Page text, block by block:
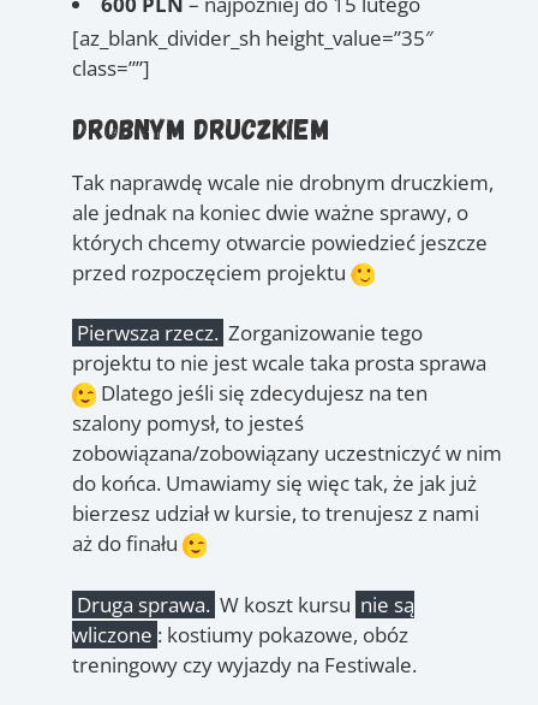
[az_blank_divider_sh height_value=”35″
class=””]
Drobnym druczkiem
Tak naprawdę wcale nie drobnym druczkiem,
ale jednak na koniec dwie ważne sprawy, o
których chcemy otwarcie powiedzieć jeszcze
przed rozpoczęciem projektu
Pierwsza rzecz. Zorganizowanie tego
projektu to nie jest wcale taka prosta sprawa
Dlatego jeśli się zdecydujesz na ten
szalony pomysł, to jesteś
zobowiązana/zobowiązany uczestniczyć w nim
do końca. Umawiamy się więc tak, że jak już
bierzesz udział w kursie, to trenujesz z nami
aż do finału
Druga sprawa. W koszt kursu nie są
wliczone : kostiumy pokazowe, obóz
treningowy czy wyjazdy na Festiwale.